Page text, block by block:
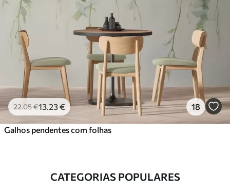
22.05€13 .23€ 18
Galhos pendentes com folhas
CATEGORIAS POPULARES